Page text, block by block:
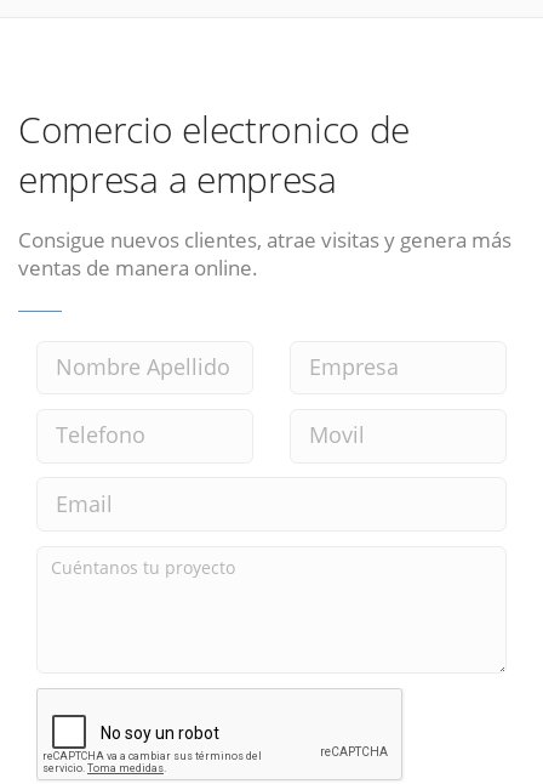
Comercio electronico de
empresa a empresa
Consigue nuevos clientes, atrae visitas y genera más
ventas de manera online.